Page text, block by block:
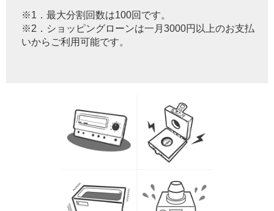
※1．最大分割回数は100回です。
※2．ショッピングローンは一月3000円以上のお支払
いからご利用可能です。